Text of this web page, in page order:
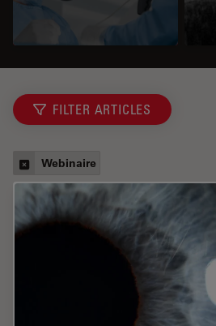
FILTER ARTICLES
Webinaire